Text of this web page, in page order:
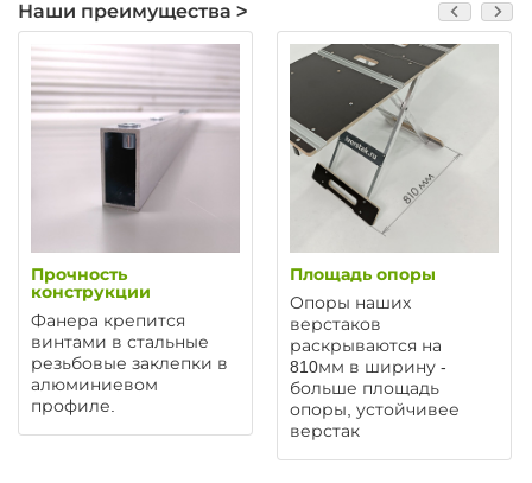
Наши преимущества >
Прочность
конструкции
Фанера крепится
винтами в стальные
резьбовые заклепки в
алюминиевом
профиле.
Площадь опоры
Опоры наших
верстаков
раскрываются на
810мм в ширину -
больше площадь
опоры, устойчивее
верстак